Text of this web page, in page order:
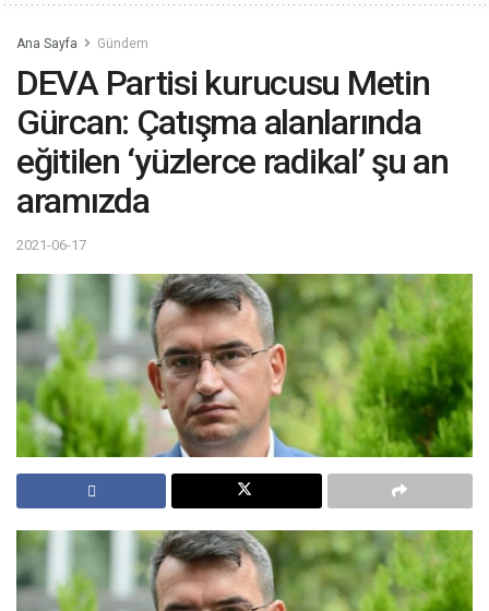
Ana Sayfa Gündem
DEVA Partisi kurucusu Metin
Gürcan: Çatışma alanlarında
eğitilen ‘yüzlerce radikal’ şu an
aramızda
2021-06-17